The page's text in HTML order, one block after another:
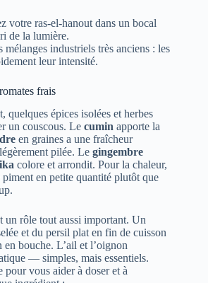
votre ras-el-hanout dans un bocal
de la lumière.
mélanges industriels très anciens : les
leur intensité.
frais
quelques épices isolées et herbes
un couscous. Le cumin apporte la
en graines a une fraîcheur
pilée. Le gingembre
colore et arrondit. Pour la chaleur,
piment en petite quantité plutôt que
un rôle tout aussi important. Un
et du persil plat en fin de cuisson
en bouche. L’ail et l’oignon
— simples, mais essentiels.
vous aider à doser et à